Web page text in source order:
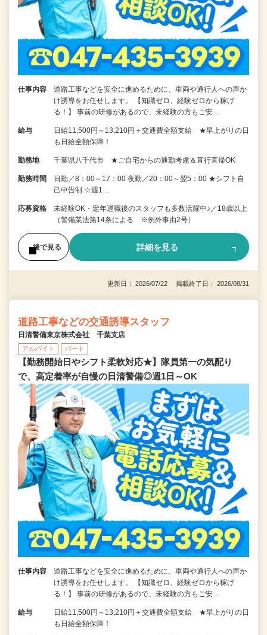
仕事内容
道路工事などを安全に進めるために、車両や通行人への声か
け誘導をお任せします。 【知識ゼロ、経験ゼロから稼げ
る！】 事前の研修があるので、未経験の方もご安…
給与
日給11,500円～13,210円＋交通費全額支給 ★早上がりの日
も日給全額保障！
勤務地 千葉県八千代市 ★ご自宅からの通勤考慮＆直行直帰OK
勤務時間
日勤／8：00～17：00 夜勤／20：00～翌5：00 ★シフト自
己申告制 ☆週1…
応募資格
未経験OK・定年退職後のスタッフも多数活躍中♪／18歳以上
（警備業法第14条による ※例外事由2号）
後で見る 詳細を見る
更新日： 2026/07/22 掲載終了日： 2026/08/31
道路工事などの交通誘導スタッフ
日清警備東京株式会社 千葉支店
アルバイト パート
【勤務開始日やシフト柔軟対応★】隊員第一の気配り
で、高定着率が自慢の日清警備◎週1日～OK
仕事内容
道路工事などを安全に進めるために、車両や通行人への声か
け誘導をお任せします。 【知識ゼロ、経験ゼロから稼げ
る！】 事前の研修があるので、未経験の方もご安…
給与
日給11,500円～13,210円＋交通費全額支給 ★早上がりの日
も日給全額保障！